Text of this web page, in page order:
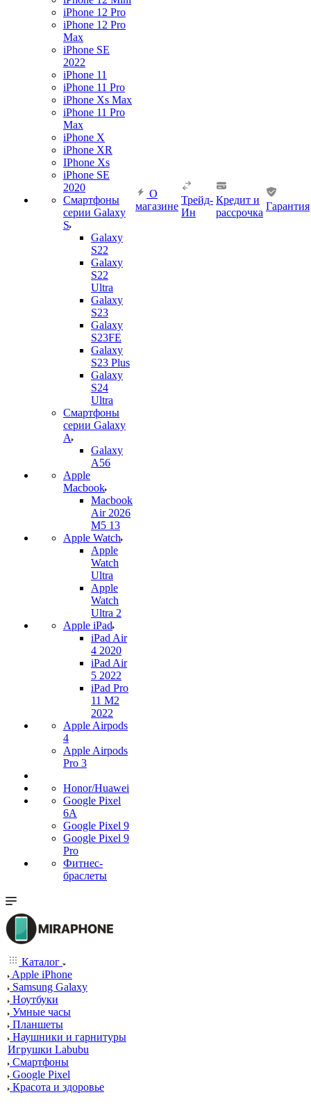
iPhone 12 Pro
iPhone 12 Pro
Max
iPhone SE
2022
iPhone 11
iPhone 11 Pro
iPhone Xs Max
iPhone 11 Pro
Max
iPhone X
iPhone XR
IPhone Xs
iPhone SE
2020
Смартфоны
серии Galaxy
S
Galaxy
S22
Galaxy
S22
Ultra
Galaxy
S23
Galaxy
S23FE
Galaxy
S23 Plus
Galaxy
S24
Ultra
Смартфоны
серии Galaxy
A
Galaxy
A56
Apple
Macbook
Macbook
Air 2026
M5 13
Apple Watch
Apple
Watch
Ultra
Apple
Watch
Ultra 2
Apple iPad
iPad Air
4 2020
iPad Air
5 2022
iPad Pro
11 M2
2022
Apple Airpods
4
Apple Airpods
Pro 3
Honor/Huawei
Google Pixel
6A
Google Pixel 9
Google Pixel 9
Pro
Фитнес-
браслеты
О
магазине
Трейд-
Ин
Кредит и
рассрочка
Гарантия
Каталог
Apple iPhone
Samsung Galaxy
Ноутбуки
Умные часы
Планшеты
Наушники и гарнитуры
Игрушки Labubu
Смартфоны
Google Pixel
Красота и здоровье